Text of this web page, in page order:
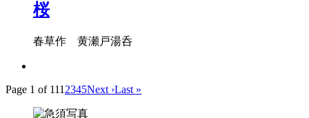
桜
春草作 黄瀬戸湯呑
Page 1 of 111 2345Next ›Last »